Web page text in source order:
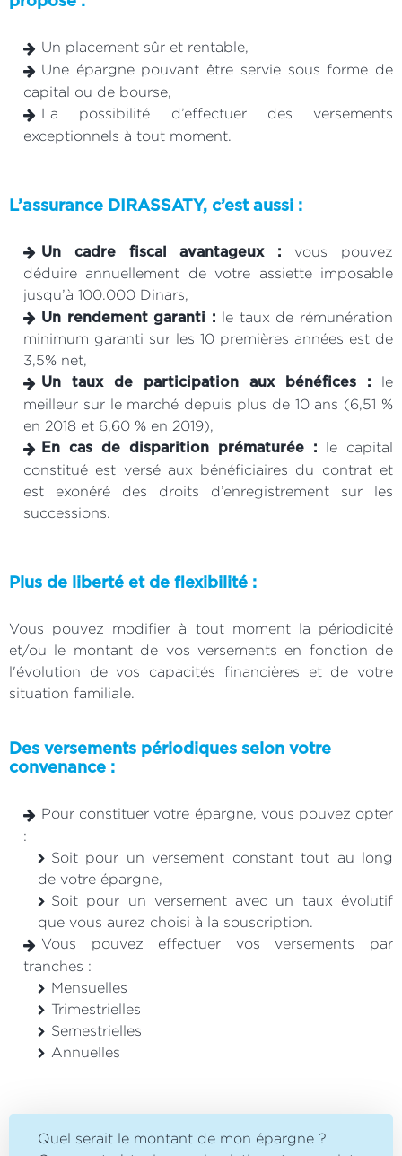
Un placement sûr et rentable,
Une épargne pouvant être servie sous forme de
capital ou de bourse,
La possibilité d’effectuer des versements
exceptionnels à tout moment.
L’assurance DIRASSATY, c’est aussi :
Un cadre fiscal avantageux : vous pouvez
déduire annuellement de votre assiette imposable
jusqu’à 100.000 Dinars,
Un rendement garanti : le taux de rémunération
minimum garanti sur les 10 premières années est de
3,5% net,
Un taux de participation aux bénéfices : le
meilleur sur le marché depuis plus de 10 ans (6,51 %
en 2018 et 6,60 % en 2019),
En cas de disparition prématurée : le capital
constitué est versé aux bénéficiaires du contrat et
est exonéré des droits d’enregistrement sur les
successions.
Plus de liberté et de flexibilité :
Vous pouvez modifier à tout moment la périodicité
et/ou le montant de vos versements en fonction de
l'évolution de vos capacités financières et de votre
situation familiale.
Des versements périodiques selon votre
convenance :
Pour constituer votre épargne, vous pouvez opter
:
Soit pour un versement constant tout au long
de votre épargne,
Soit pour un versement avec un taux évolutif
que vous aurez choisi à la souscription.
Vous pouvez effectuer vos versements par
tranches :
Mensuelles
Trimestrielles
Semestrielles
Annuelles
Quel serait le montant de mon épargne ?